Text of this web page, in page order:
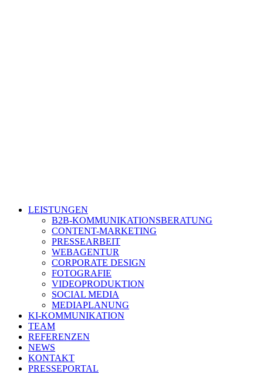
LEISTUNGEN
B2B-KOMMUNIKATIONSBERATUNG
CONTENT-MARKETING
PRESSEARBEIT
WEBAGENTUR
CORPORATE DESIGN
FOTOGRAFIE
VIDEOPRODUKTION
SOCIAL MEDIA
MEDIAPLANUNG
KI-KOMMUNIKATION
TEAM
REFERENZEN
NEWS
KONTAKT
PRESSEPORTAL